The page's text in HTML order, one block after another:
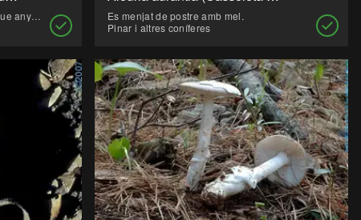
Molt conegut entre la pagesia, ja que any rera any sol créixer al mateix tronc.
Es menjat de postre amb mel.
Pinar i altres coníferes